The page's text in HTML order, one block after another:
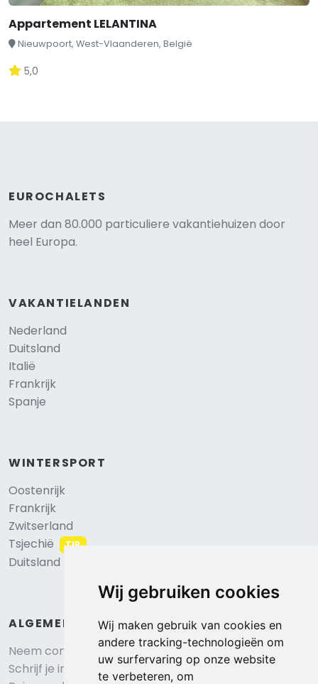
Wij gebruiken cookies
Wij maken gebruik van cookies en
andere tracking-technologieën om
uw surfervaring op onze website
te verbeteren, om
Appartement LELANTINA
Nieuwpoort, West-Vlaanderen, België
5,0
EUROCHALETS
Meer dan 80.000 particuliere vakantiehuizen door
heel Europa.
VAKANTIELANDEN
Nederland
Duitsland
Italië
Frankrijk
Spanje
WINTERSPORT
Oostenrijk
Frankrijk
Zwitserland
Tsjechië
TIP
Duitsland
ALGEMEEN
Neem contact op
Schrijf je in voor onze nieuwsbrief